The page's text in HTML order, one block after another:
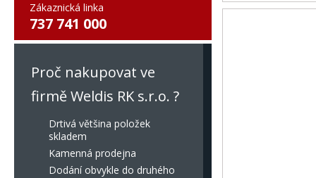
Zákaznická linka
737 741 000
Proč nakupovat ve
firmě Weldis RK s.r.o. ?
Drtivá většina položek
skladem
Kamenná prodejna
Dodání obvykle do druhého